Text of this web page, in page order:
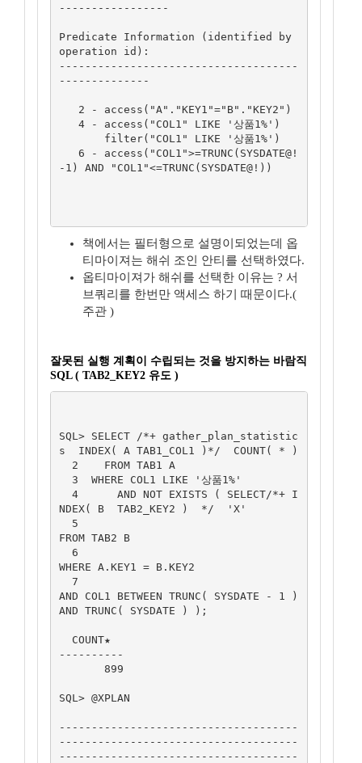
-----------------
Predicate Information (identified by
operation id):
-------------------------------------
--------------
-1) AND "COL1"<=TRUNC(SYSDATE@!))
책에서는 필터형으로 설명이되었는데 옵
티마이져는 해쉬 조인 안티를 선택하였다.
옵티마이져가 해쉬를 선택한 이유는 ? 서
브쿼리를 한번만 액세스 하기 때문이다.(
주관 )
잘못된 실행 계획이 수립되는 것을 방지하는 바람직
SQL ( TAB2_KEY2 유도 )
SQL> SELECT /*+ gather_plan_statistic
s  INDEX( A TAB1_COL1 )*/  COUNT( * )
NDEX( B  TAB2_KEY2 )  */  'X'
FROM TAB2 B
WHERE A.KEY1 = B.KEY2
AND COL1 BETWEEN TRUNC( SYSDATE - 1 )
AND TRUNC( SYSDATE ) );
----------
SQL> @XPLAN
-------------------------------------
-------------------------------------
-------------------------------------